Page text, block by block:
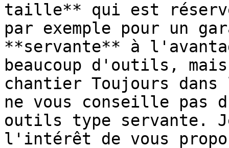
taille** qui est
par exemple pour un
**servante** à
beaucoup d'outils,
chantier Toujours
ne vous conseille pas
outils type servante.
l'intérêt de vous